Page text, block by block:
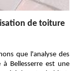
de toiture
que l'analyse des
Bellesserre est une